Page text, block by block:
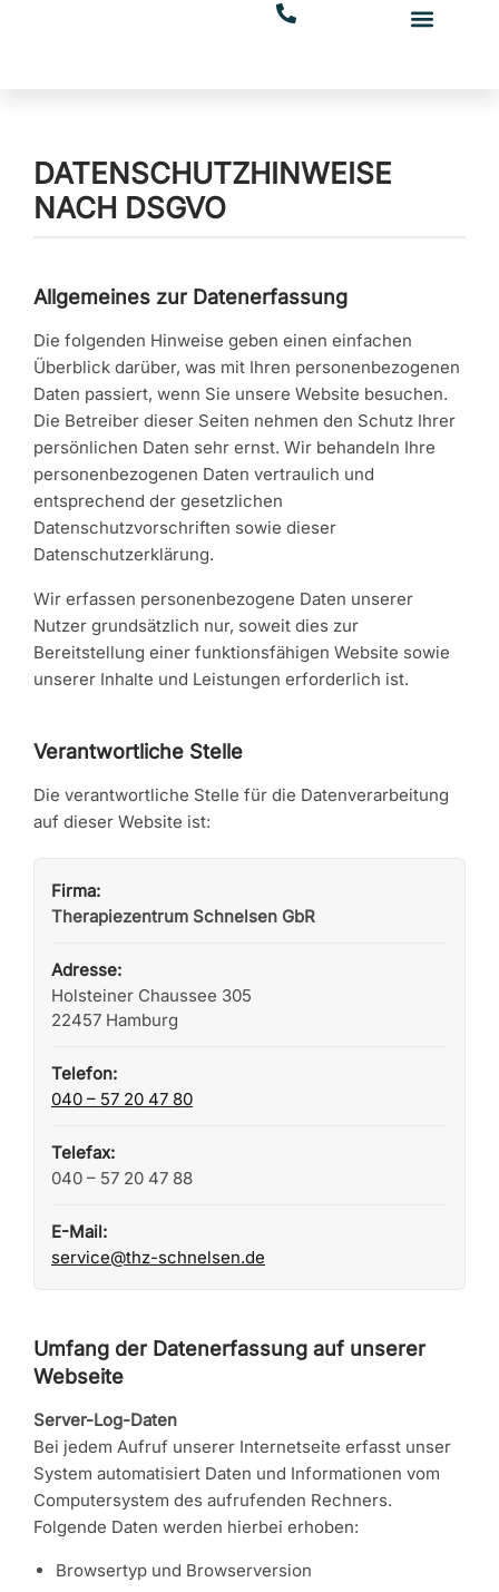
DATENSCHUTZHINWEISE
NACH DSGVO
Allgemeines zur Datenerfassung
Die folgenden Hinweise geben einen einfachen
Überblick darüber, was mit Ihren personenbezogenen
Daten passiert, wenn Sie unsere Website besuchen.
Die Betreiber dieser Seiten nehmen den Schutz Ihrer
persönlichen Daten sehr ernst. Wir behandeln Ihre
personenbezogenen Daten vertraulich und
entsprechend der gesetzlichen
Datenschutzvorschriften sowie dieser
Datenschutzerklärung.
Wir erfassen personenbezogene Daten unserer
Nutzer grundsätzlich nur, soweit dies zur
Bereitstellung einer funktionsfähigen Website sowie
unserer Inhalte und Leistungen erforderlich ist.
Verantwortliche Stelle
Die verantwortliche Stelle für die Datenverarbeitung
auf dieser Website ist:
Firma:
Therapiezentrum Schnelsen GbR
Adresse:
Holsteiner Chaussee 305
22457 Hamburg
Telefon:
040 – 57 20 47 80
Telefax:
040 – 57 20 47 88
E-Mail:
service@thz-schnelsen.de
Umfang der Datenerfassung auf unserer
Webseite
Server-Log-Daten
Bei jedem Aufruf unserer Internetseite erfasst unser
System automatisiert Daten und Informationen vom
Computersystem des aufrufenden Rechners.
Folgende Daten werden hierbei erhoben:
Browsertyp und Browserversion